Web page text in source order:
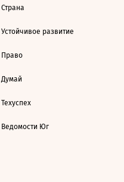
Страна
Устойчивое развитие
Право
Думай
Техуспех
Ведомости Юг